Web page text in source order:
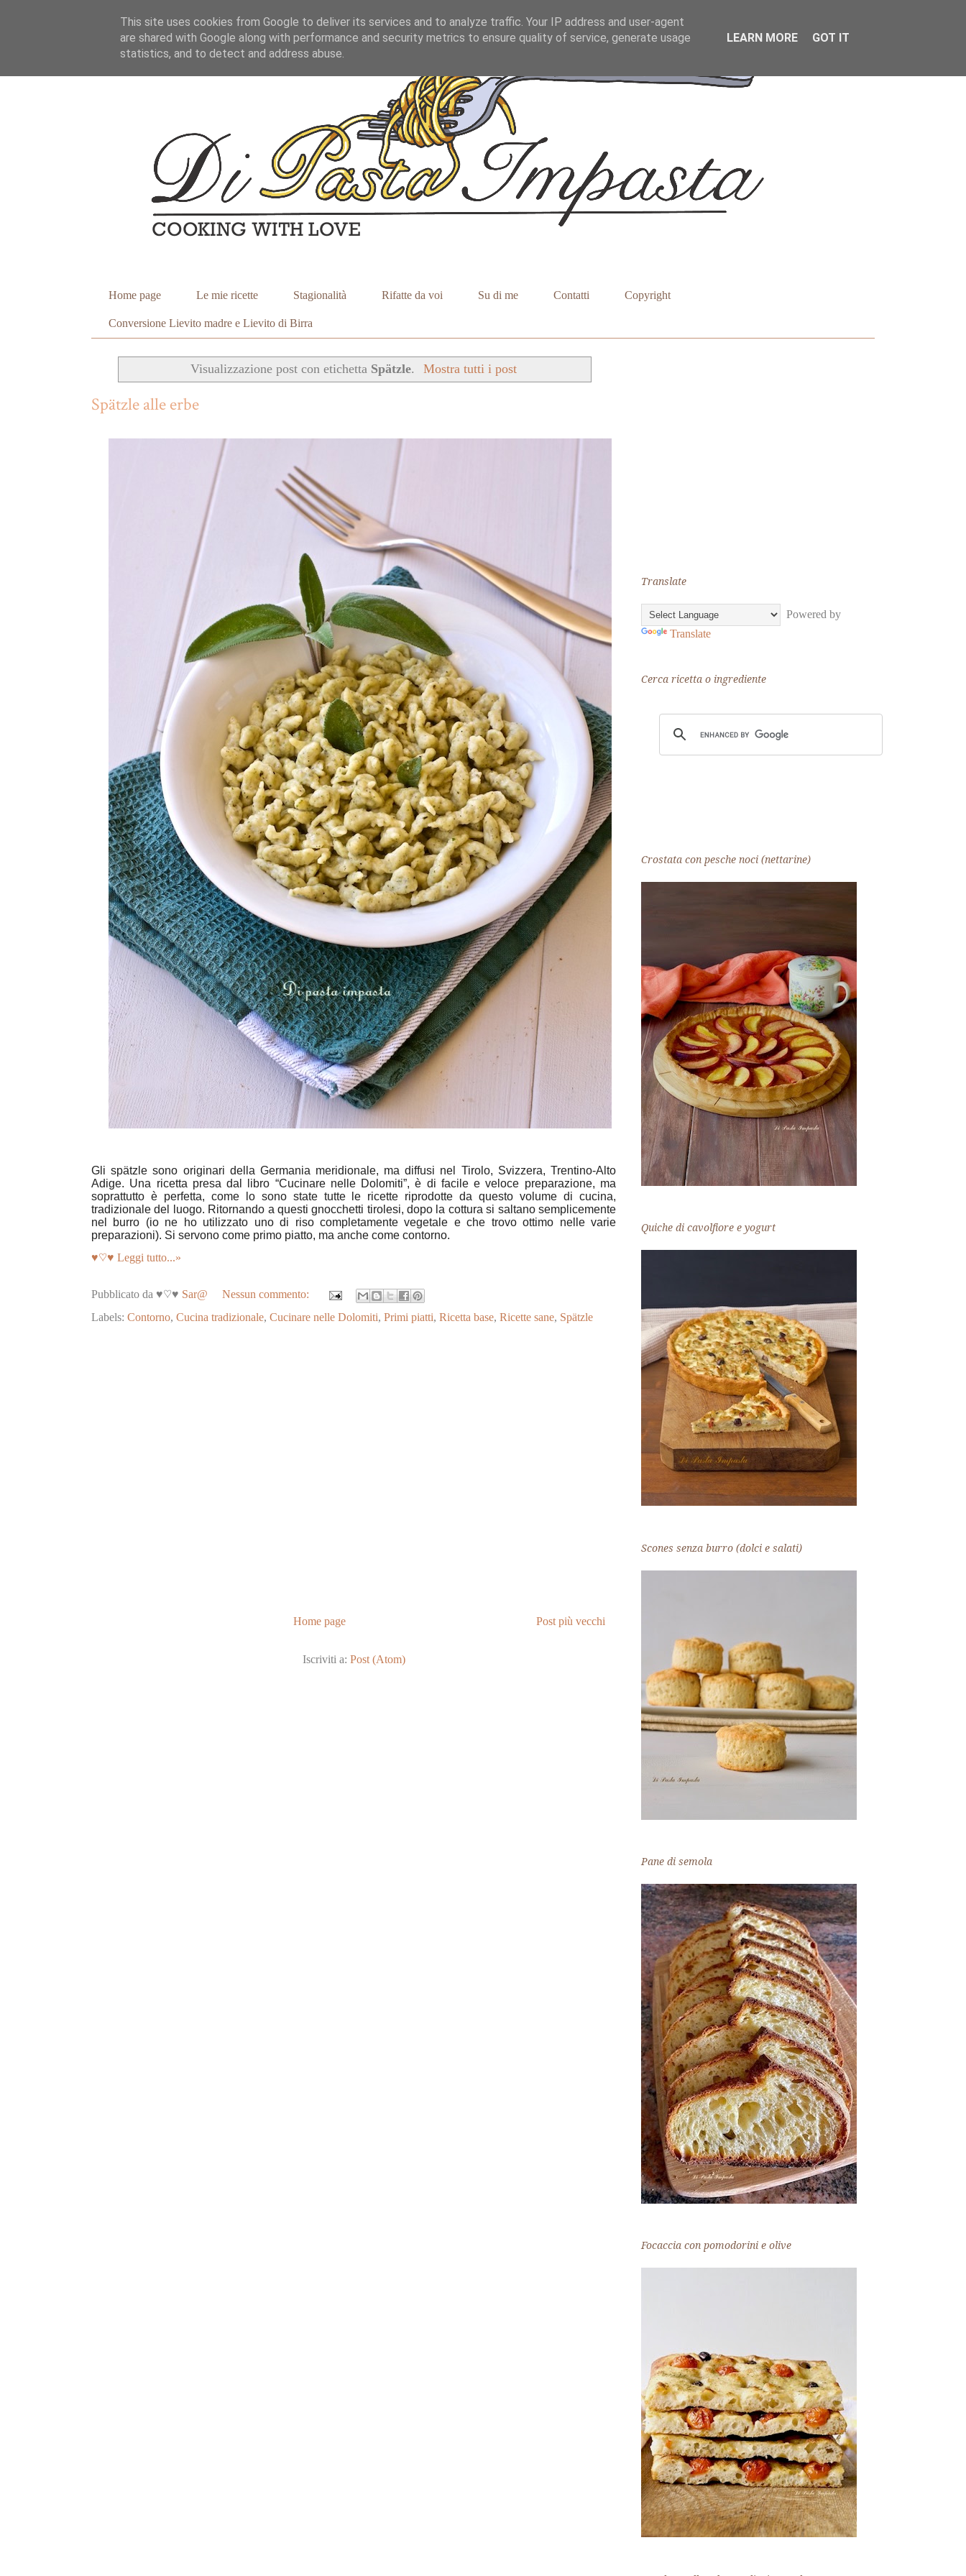
Home page Le mie ricette Stagionalità Rifatte da voi Su di me Contatti Copyright
Conversione Lievito madre e Lievito di Birra
Visualizzazione post con etichetta Spätzle. Mostra tutti i post
Spätzle alle erbe
Gli spätzle sono originari della Germania meridionale, ma diffusi nel Tirolo, Svizzera, Trentino-Alto
Adige. Una ricetta presa dal libro “Cucinare nelle Dolomiti”, è di facile e veloce preparazione, ma
soprattutto è perfetta, come lo sono state tutte le ricette riprodotte da questo volume di cucina,
tradizionale del luogo. Ritornando a questi gnocchetti tirolesi, dopo la cottura si saltano semplicemente
nel burro (io ne ho utilizzato uno di riso completamente vegetale e che trovo ottimo nelle varie
preparazioni). Si servono come primo piatto, ma anche come contorno.
♥♡♥ Leggi tutto...»
Pubblicato da ♥♡♥ Sar@
Nessun commento:
Labels: Contorno, Cucina tradizionale, Cucinare nelle Dolomiti, Primi piatti, Ricetta base, Ricette sane, Spätzle
Post più vecchi
Home page
Iscriviti a: Post (Atom)
Translate
Powered by
Translate
Cerca ricetta o ingrediente
Crostata con pesche noci (nettarine)
Quiche di cavolfiore e yogurt
Scones senza burro (dolci e salati)
Pane di semola
Focaccia con pomodorini e olive
This site uses cookies from Google to deliver its services and to analyze traffic. Your IP address and user-agent
are shared with Google along with performance and security metrics to ensure quality of service, generate usage
statistics, and to detect and address abuse.
LEARN MORE GOT IT